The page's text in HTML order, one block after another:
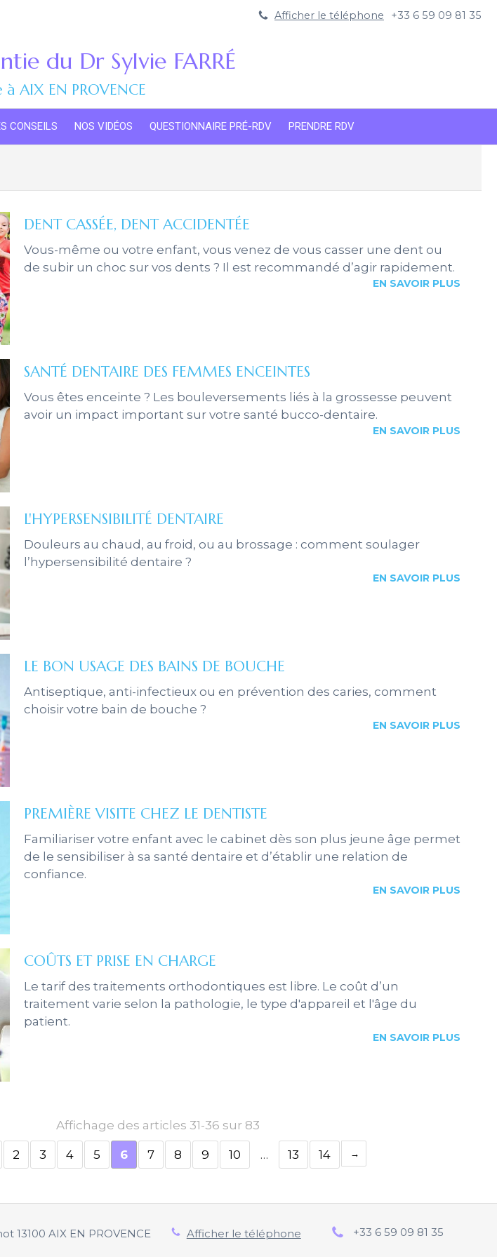
+33 6 59 09 81 35
Afficher le téléphone
du Dr Sylvie FARRÉ
AIX EN PROVENCE
CONSEILS NOS VIDÉOS QUESTIONNAIRE PRÉ-RDV PRENDRE RDV
DENT CASSÉE, DENT ACCIDENTÉE
Vous-même ou votre enfant, vous venez de vous casser une dent ou
de subir un choc sur vos dents ? Il est recommandé d’agir rapidement.
EN SAVOIR PLUS
SANTÉ DENTAIRE DES FEMMES ENCEINTES
Vous êtes enceinte ? Les bouleversements liés à la grossesse peuvent
avoir un impact important sur votre santé bucco-dentaire.
EN SAVOIR PLUS
L'HYPERSENSIBILITÉ DENTAIRE
Douleurs au chaud, au froid, ou au brossage : comment soulager
l’hypersensibilité dentaire ?
EN SAVOIR PLUS
LE BON USAGE DES BAINS DE BOUCHE
Antiseptique, anti-infectieux ou en prévention des caries, comment
choisir votre bain de bouche ?
EN SAVOIR PLUS
PREMIÈRE VISITE CHEZ LE DENTISTE
Familiariser votre enfant avec le cabinet dès son plus jeune âge permet
de le sensibiliser à sa santé dentaire et d’établir une relation de
confiance.
EN SAVOIR PLUS
COÛTS ET PRISE EN CHARGE
Le tarif des traitements orthodontiques est libre. Le coût d’un
traitement varie selon la pathologie, le type d'appareil et l'âge du
patient.
EN SAVOIR PLUS
Affichage des articles 31-36 sur 83
2 3 4 5 6 7 8 9 10 … 13 14
13100 AIX EN PROVENCE Afficher le téléphone +33 6 59 09 81 35